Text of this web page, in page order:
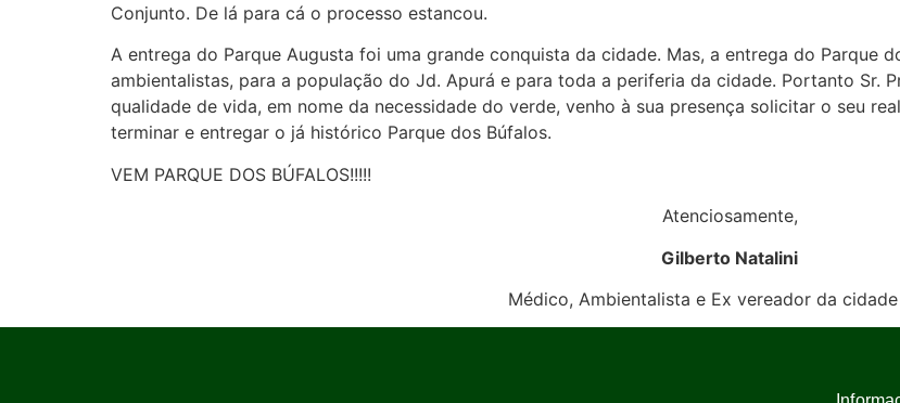
Conjunto. De lá para cá o processo estancou.
A entrega do Parque Augusta foi uma grande conquista da cidade. Mas, a entrega do Parque
ambientalistas, para a população do Jd. Apurá e para toda a periferia da cidade. Portanto Sr.
qualidade de vida, em nome da necessidade do verde, venho à sua presença solicitar o seu
terminar e entregar o já histórico Parque dos Búfalos.
VEM PARQUE DOS BÚFALOS!!!!!
Atenciosamente,
Gilberto Natalini
Médico, Ambientalista e Ex vereador da